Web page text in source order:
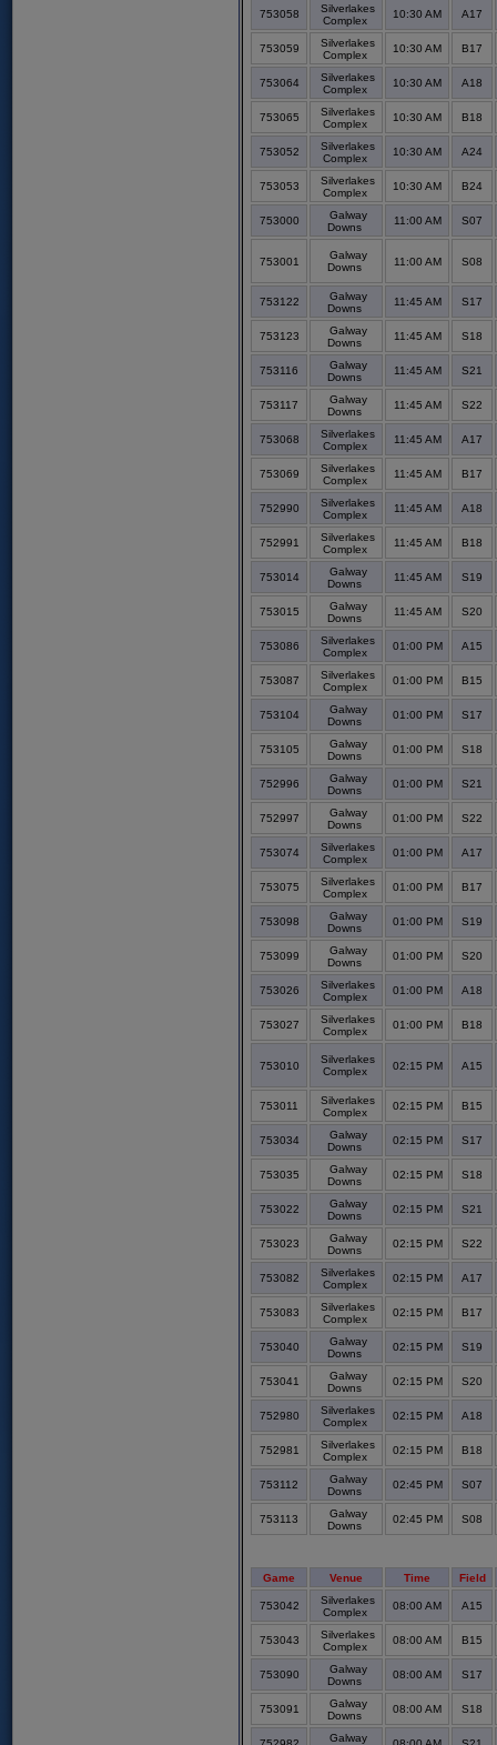
753058
Silverlakes
Complex
10:30 AM A17
753059
Silverlakes
Complex
10:30 AM B17
753064
Silverlakes
Complex
10:30 AM A18
753065
Silverlakes
Complex
10:30 AM B18
753052
Silverlakes
Complex
10:30 AM A24
753053
Silverlakes
Complex
10:30 AM B24
753000
Galway
Downs
11:00 AM S07
753001
Galway
Downs
11:00 AM S08
753122
Galway
Downs
11:45 AM S17
753123
Galway
Downs
11:45 AM S18
753116
Galway
Downs
11:45 AM S21
753117
Galway
Downs
11:45 AM S22
753068
Silverlakes
Complex
11:45 AM A17
753069
Silverlakes
Complex
11:45 AM B17
752990
Silverlakes
Complex
11:45 AM A18
752991
Silverlakes
Complex
11:45 AM B18
753014
Galway
Downs
11:45 AM S19
753015
Galway
Downs
11:45 AM S20
753086
Silverlakes
Complex
01:00 PM A15
753087
Silverlakes
Complex
01:00 PM B15
753104
Galway
Downs
01:00 PM S17
753105
Galway
Downs
01:00 PM S18
752996
Galway
Downs
01:00 PM S21
752997
Galway
Downs
01:00 PM S22
753074
Silverlakes
Complex
01:00 PM A17
753075
Silverlakes
Complex
01:00 PM B17
753098
Galway
Downs
01:00 PM S19
753099
Galway
Downs
01:00 PM S20
753026
Silverlakes
Complex
01:00 PM A18
753027
Silverlakes
Complex
01:00 PM B18
753010
Silverlakes
Complex
02:15 PM A15
753011
Silverlakes
Complex
02:15 PM B15
753034
Galway
Downs
02:15 PM S17
753035
Galway
Downs
02:15 PM S18
753022
Galway
Downs
02:15 PM S21
753023
Galway
Downs
02:15 PM S22
753082
Silverlakes
Complex
02:15 PM A17
753083
Silverlakes
Complex
02:15 PM B17
753040
Galway
Downs
02:15 PM S19
753041
Galway
Downs
02:15 PM S20
752980
Silverlakes
Complex
02:15 PM A18
752981
Silverlakes
Complex
02:15 PM B18
753112
Galway
Downs
02:45 PM S07
753113
Galway
Downs
02:45 PM S08
Game Venue Time Field
753042
Silverlakes
Complex
08:00 AM A15
753043
Silverlakes
Complex
08:00 AM B15
753090
Galway
Downs
08:00 AM S17
753091
Galway
Downs
08:00 AM S18
Galway